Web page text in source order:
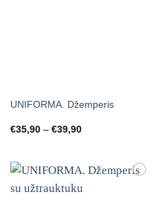
UNIFORMA. Džemperis
€35,90 – €39,90Price
€39,90
Mėgstamiausias